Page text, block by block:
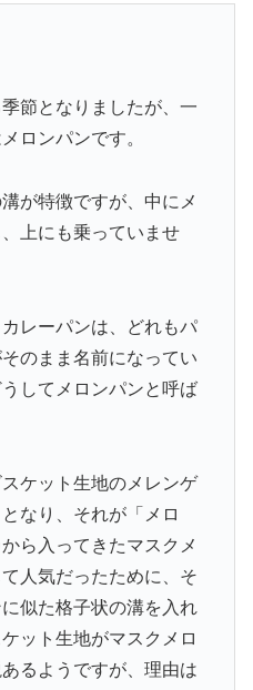
節となりましたが、一
ロンパンです。
が特徴ですが、中にメ
上にも乗っていませ
レーパンは、どれもパ
のまま名前になってい
してメロンパンと呼ば
ケット生地のメレンゲ
なり、それが「メロ
ら入ってきたマスクメ
人気だったために、そ
似た格子状の溝を入れ
ット生地がマスクメロ
るようですが、理由は